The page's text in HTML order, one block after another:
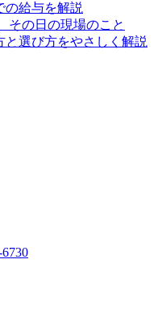
の給与を解説
その日の現場のこと
選び方をやさしく解説